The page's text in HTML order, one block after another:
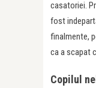
casatoriei.
fost
finalmente,
ca a scapat
Copilul